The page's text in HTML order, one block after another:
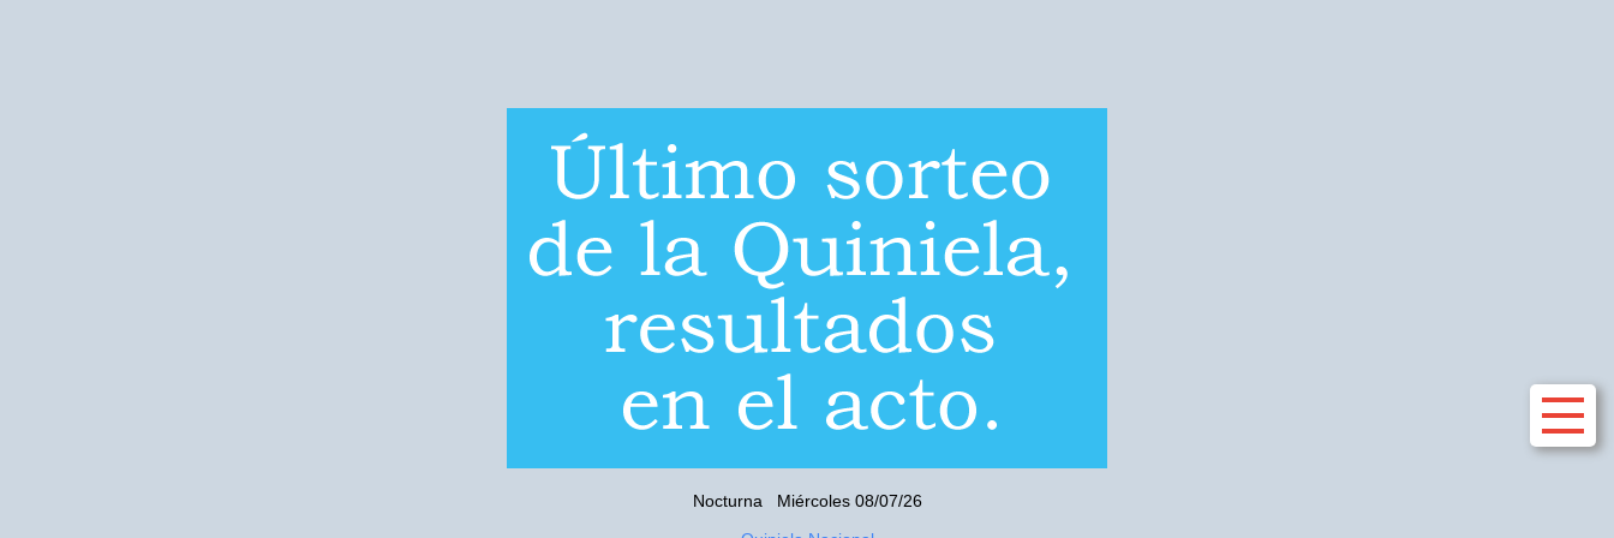
Nocturna Miércoles 08/07/26